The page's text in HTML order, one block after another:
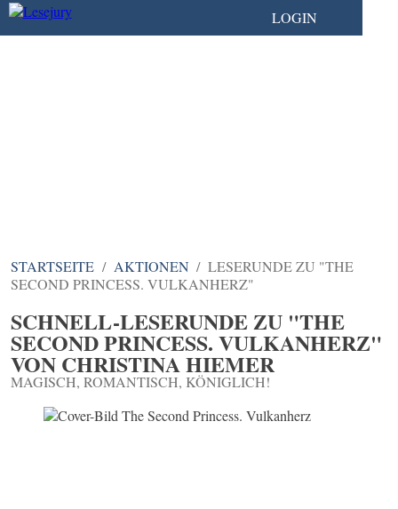
LOGIN
STARTSEITE AKTIONEN
LESERUNDE ZU "THE
SECOND PRINCESS. VULKANHERZ"
SCHNELL-LESERUNDE ZU "THE
SECOND PRINCESS. VULKANHERZ"
VON CHRISTINA HIEMER
MAGISCH, ROMANTISCH, KÖNIGLICH!